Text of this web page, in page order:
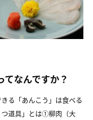
てなんですか？
る「あんこう」は食べる
つ道具」とは①柳肉（大